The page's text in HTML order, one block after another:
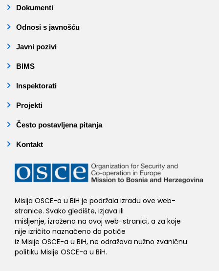
Dokumenti
Odnosi s javnošću
Javni pozivi
BIMS
Inspektorati
Projekti
Često postavljena pitanja
Kontakt
Misija OSCE-a u BiH je podržala izradu ove web-
stranice. Svako gledište, izjava ili
mišljenje, izraženo na ovoj web-stranici, a za koje
nije izričito naznačeno da potiče
iz Misije OSCE-a u BiH, ne odražava nužno zvaničnu
politiku Misije OSCE-a u BiH.